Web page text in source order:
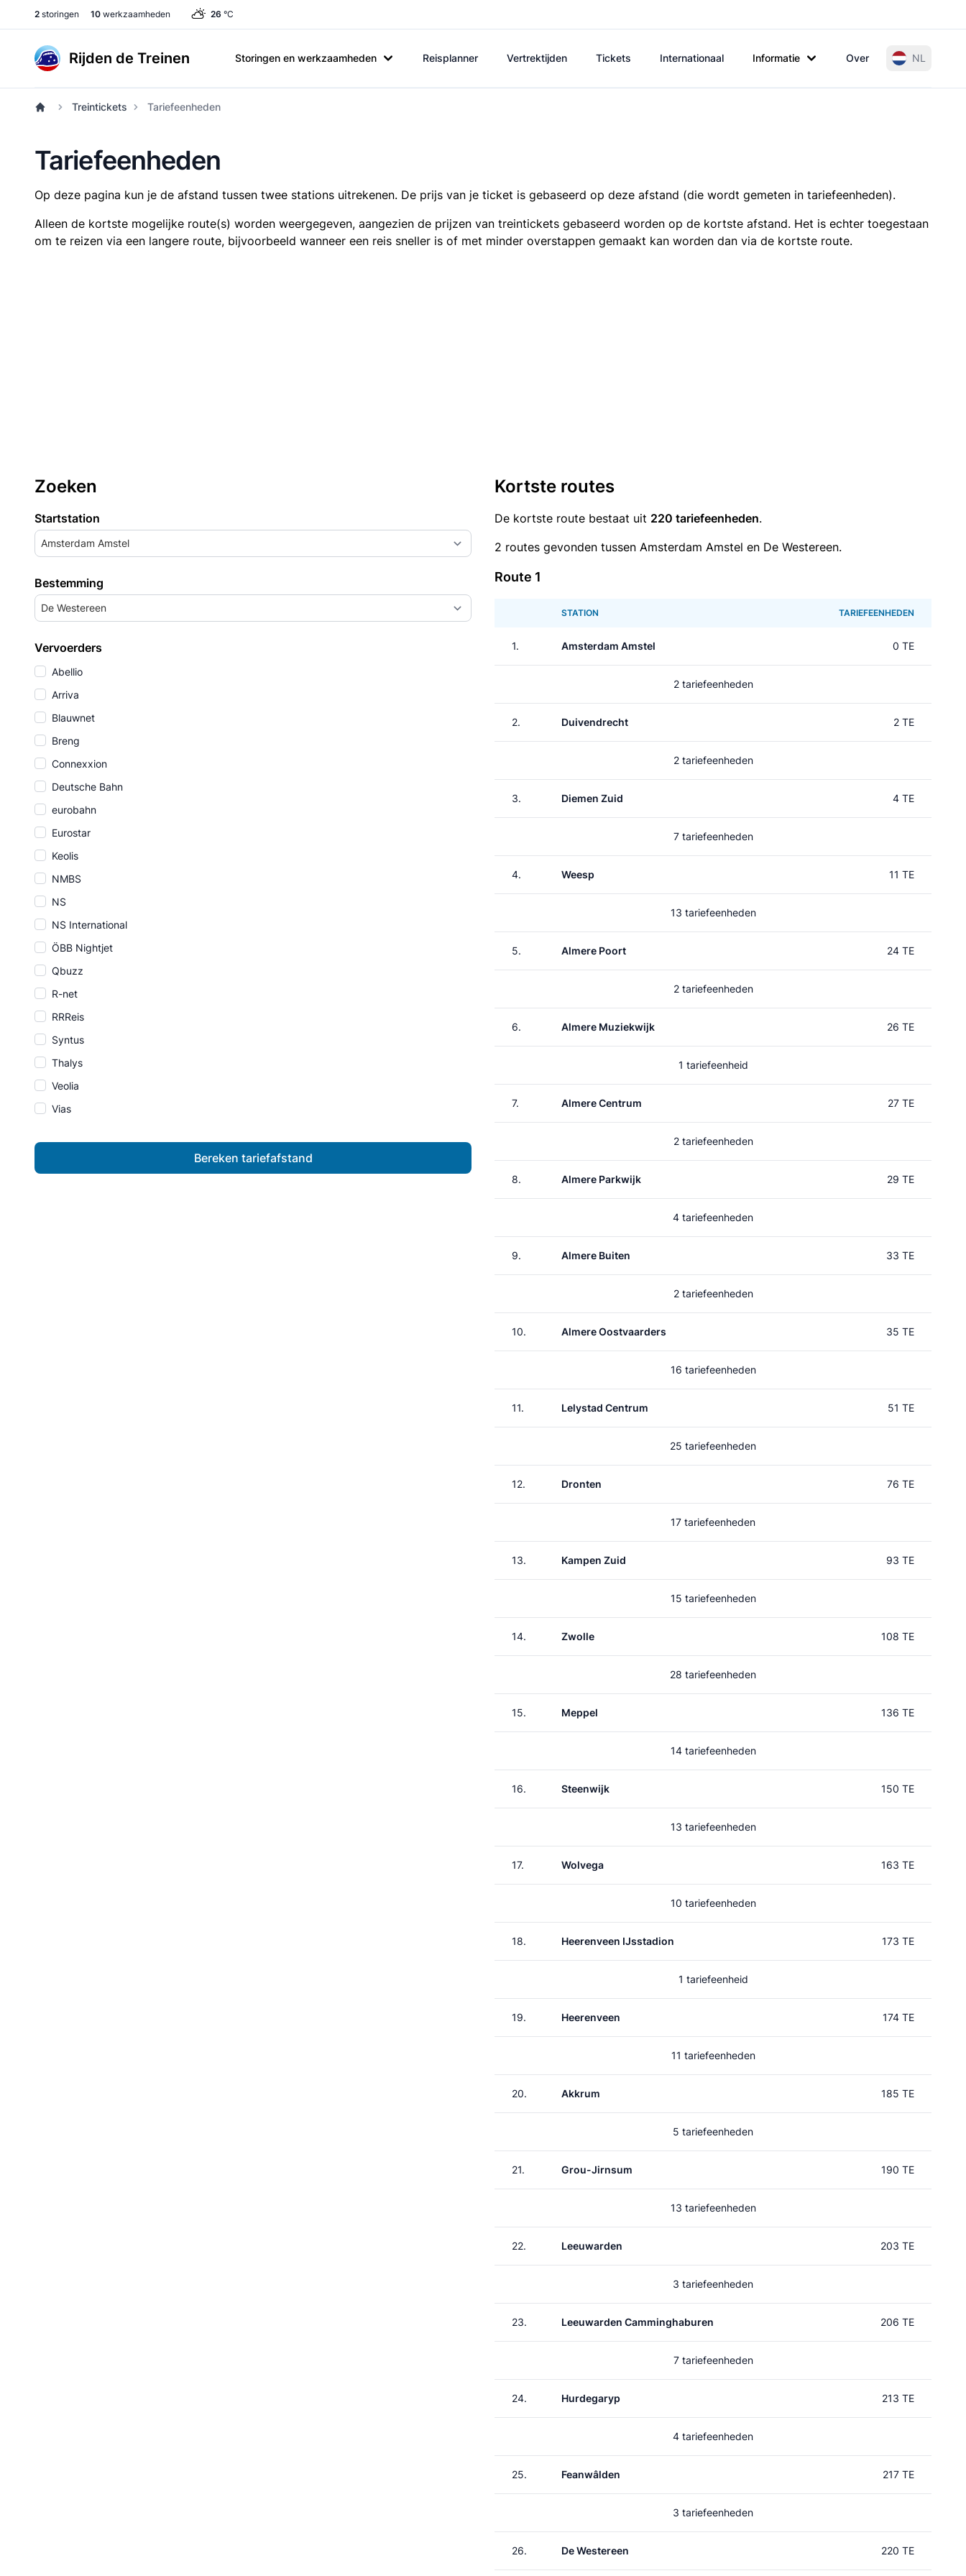
2 storingen 10 werkzaamheden 26 °C
Rijden de Treinen Storingen en werkzaamheden Reisplanner Vertrektijden Tickets Internationaal Informatie Over NL
Treintickets Tariefeenheden
Tariefeenheden
Op deze pagina kun je de afstand tussen twee stations uitrekenen. De prijs van je ticket is gebaseerd op deze afstand (die wordt gemeten in tariefeenheden).
Alleen de kortste mogelijke route(s) worden weergegeven, aangezien de prijzen van treintickets gebaseerd worden op de kortste afstand. Het is echter toegestaan
om te reizen via een langere route, bijvoorbeeld wanneer een reis sneller is of met minder overstappen gemaakt kan worden dan via de kortste route.
Zoeken
Startstation
Amsterdam Amstel
Bestemming
De Westereen
Vervoerders
Abellio
Arriva
Blauwnet
Breng
Connexxion
Deutsche Bahn
eurobahn
Eurostar
Keolis
NMBS
NS
NS International
ÖBB Nightjet
Qbuzz
R-net
RRReis
Syntus
Thalys
Veolia
Vias
Bereken tariefafstand
Kortste routes
De kortste route bestaat uit 220 tariefeenheden.
2 routes gevonden tussen Amsterdam Amstel en De Westereen.
Route 1
STATION TARIEFEENHEDEN
1. Amsterdam Amstel 0 TE
2 tariefeenheden
2. Duivendrecht 2 TE
2 tariefeenheden
3. Diemen Zuid 4 TE
7 tariefeenheden
4. Weesp 11 TE
13 tariefeenheden
5. Almere Poort 24 TE
2 tariefeenheden
6. Almere Muziekwijk 26 TE
1 tariefeenheid
7. Almere Centrum 27 TE
2 tariefeenheden
8. Almere Parkwijk 29 TE
4 tariefeenheden
9. Almere Buiten 33 TE
2 tariefeenheden
10. Almere Oostvaarders 35 TE
16 tariefeenheden
11. Lelystad Centrum 51 TE
25 tariefeenheden
12. Dronten 76 TE
17 tariefeenheden
13. Kampen Zuid 93 TE
15 tariefeenheden
14. Zwolle 108 TE
28 tariefeenheden
15. Meppel 136 TE
14 tariefeenheden
16. Steenwijk 150 TE
13 tariefeenheden
17. Wolvega 163 TE
10 tariefeenheden
18. Heerenveen IJsstadion 173 TE
1 tariefeenheid
19. Heerenveen 174 TE
11 tariefeenheden
20. Akkrum 185 TE
5 tariefeenheden
21. Grou-Jirnsum 190 TE
13 tariefeenheden
22. Leeuwarden 203 TE
3 tariefeenheden
23. Leeuwarden Camminghaburen 206 TE
7 tariefeenheden
24. Hurdegaryp 213 TE
4 tariefeenheden
25. Feanwâlden 217 TE
3 tariefeenheden
26. De Westereen 220 TE